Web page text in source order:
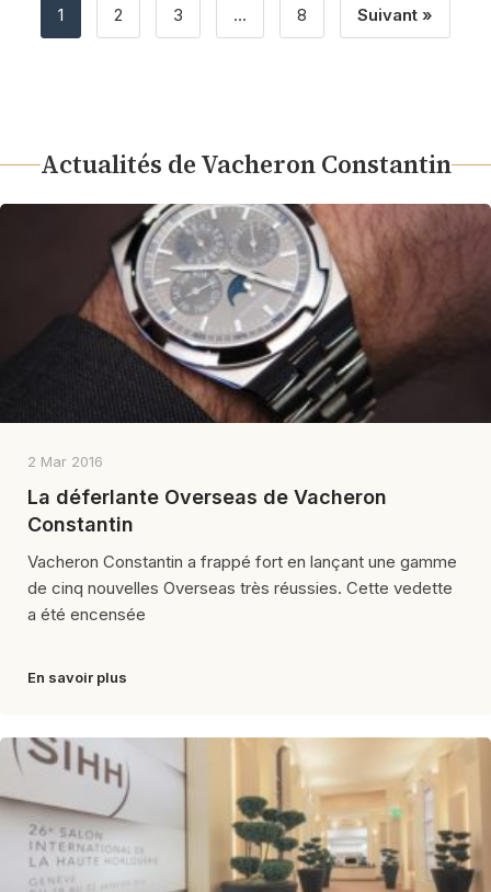
1 2 3 … 8 Suivant »
Actualités de Vacheron Constantin
2 Mar 2016
La déferlante Overseas de Vacheron
Constantin
Vacheron Constantin a frappé fort en lançant une gamme
de cinq nouvelles Overseas très réussies. Cette vedette
a été encensée
En savoir plus